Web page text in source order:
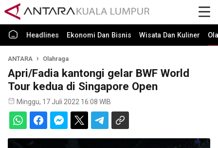
Headlines Ekonomi Dan Bisnis Wisata Dan Kuliner
ANTARA Olahraga
Apri/Fadia kantongi gelar BWF World
Tour kedua di Singapore Open
Minggu, 17 Juli 2022 16:08 WIB